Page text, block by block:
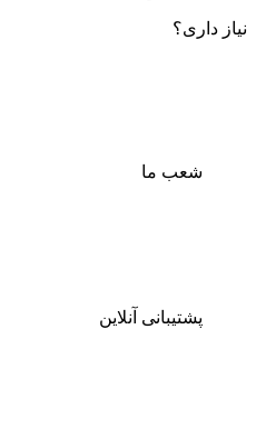
نیاز داری؟
شعب ما
پشتیبانی آنلاین